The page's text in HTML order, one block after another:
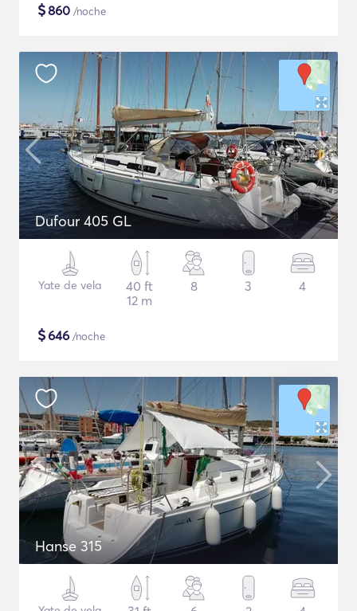
$860 /noche
Dufour 405 GL
Yate de vela
40 ft
12 m
8 3 4
$646 /noche
Hanse 315